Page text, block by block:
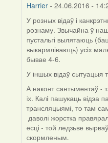
Harrier- 24.06.2016 -
In
reply
to
by
Viachaslav
Gruzdov
У розных відаў і
рознаму. Звычайна ў
пустальгі вылятаюць
выкармліваюць) усіх
бывае 4-6.
У іншых відаў сытуацыя
А наконт сантыментаў -
іх. Калі пашукаць відэа
трансляцыямі, то там
даволі жорстка
есці - той ледзьве
скормленым.